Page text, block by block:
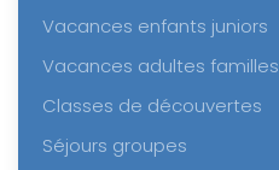
Vacances enfants juniors
Vacances adultes familles
Classes de découvertes
Séjours groupes